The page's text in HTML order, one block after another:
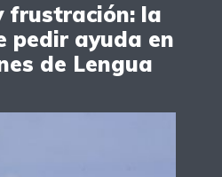
frustración: la
pedir ayuda en
de Lengua